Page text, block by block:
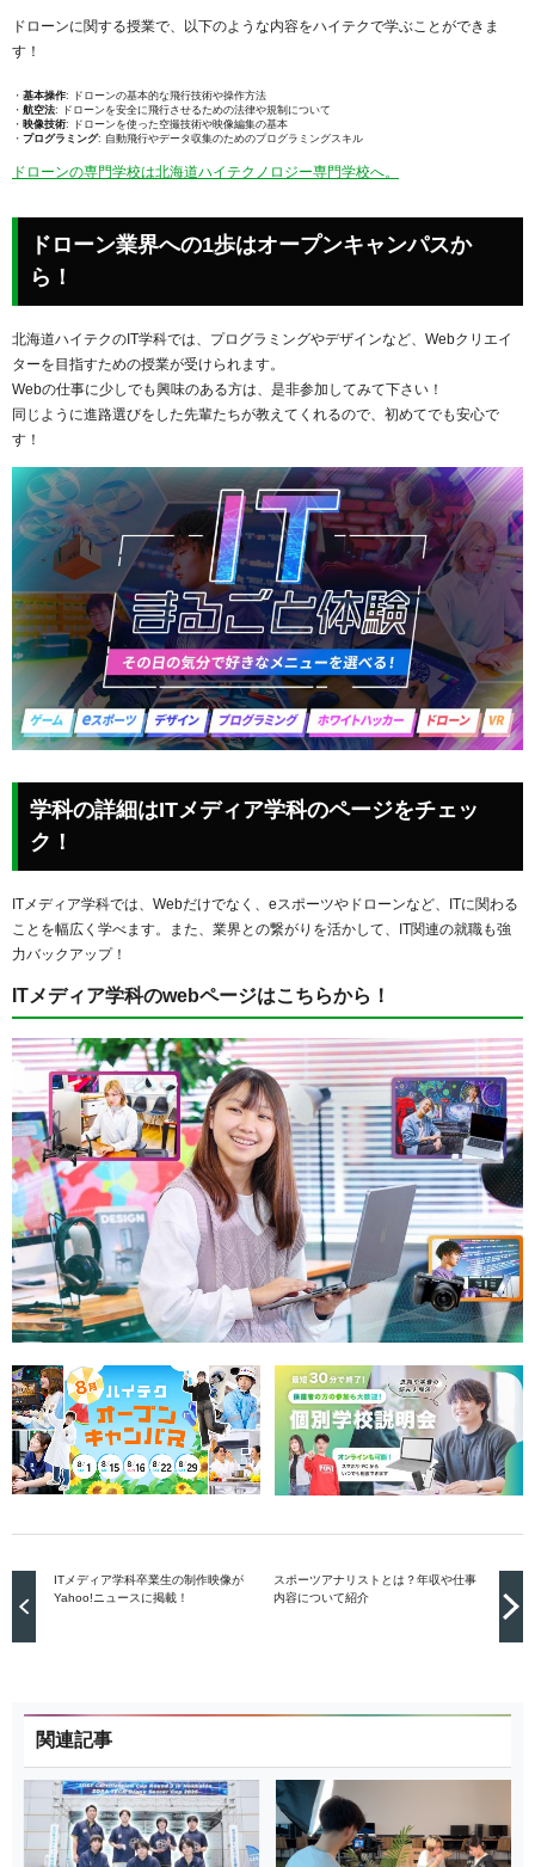
ドローンに関する授業で、以下のような内容をハイテクで学ぶことができま
す！
基本操作: ドローンの基本的な飛行技術や操作方法
航空法: ドローンを安全に飛行させるための法律や規制について
映像技術: ドローンを使った空撮技術や映像編集の基本
プログラミング: 自動飛行やデータ収集のためのプログラミングスキル
ドローンの専門学校は北海道ハイテクノロジー専門学校へ。
ドローン業界への1歩はオープンキャンパスか
ら！
北海道ハイテクのIT学科では、プログラミングやデザインなど、Webクリエイ
ターを目指すための授業が受けられます。
Webの仕事に少しでも興味のある方は、是非参加してみて下さい！
同じように進路選びをした先輩たちが教えてくれるので、初めてでも安心で
す！
学科の詳細はITメディア学科のページをチェッ
ク！
ITメディア学科では、Webだけでなく、eスポーツやドローンなど、ITに関わる
ことを幅広く学べます。また、業界との繋がりを活かして、IT関連の就職も強
力バックアップ！
ITメディア学科のwebページはこちらから！
ITメディア学科卒業生の制作映像が
Yahoo!ニュースに掲載！
スポーツアナリストとは？年収や仕事
内容について紹介
関連記事